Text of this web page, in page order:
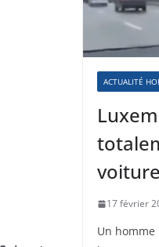
ACTUALITÉ
17 février
Un